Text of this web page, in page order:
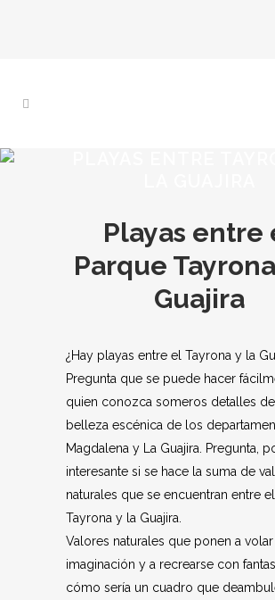
Playas entre
Parque
Guajira
¿Hay playas entre el Tayrona y la
Pregunta que se puede hacer
quien conozca someros detalles
belleza escénica de los
Magdalena y La Guajira. Pregunta,
interesante si se hace la suma de
naturales que se encuentran entre
Tayrona y la Guajira.
Valores naturales que ponen a volar
imaginación y a recrearse con
cómo sería un cuadro que